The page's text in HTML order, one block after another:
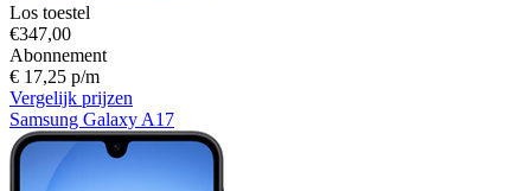
Los toestel
€347,00
Abonnement
€ 17,25 p/m
Vergelijk prijzen
Samsung Galaxy A17